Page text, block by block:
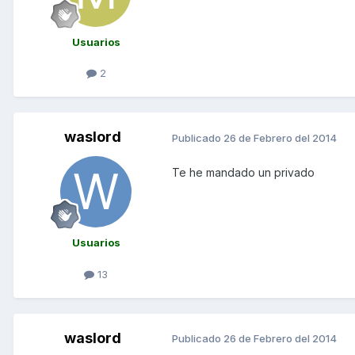
Usuarios
2
waslord
Usuarios
13
Publicado 26 de Febrero del 2014
Te he mandado un privado
waslord Publicado 26 de Febrero del 2014